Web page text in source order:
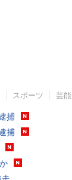
スポーツ 芸能
捕
捕